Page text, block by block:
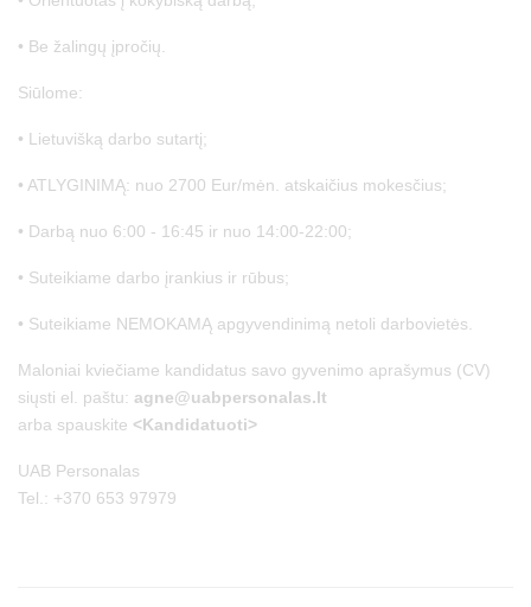
• Be žalingų įpročių.
Siūlome:
• Lietuvišką darbo sutartį;
• ATLYGINIMĄ: nuo 2700 Eur/mėn. atskaičius mokesčius;
• Darbą nuo 6:00 - 16:45 ir nuo 14:00-22:00;
• Suteikiame darbo įrankius ir rūbus;
• Suteikiame NEMOKAMĄ apgyvendinimą netoli darbovietės.
Maloniai kviečiame kandidatus savo gyvenimo aprašymus (CV)
siųsti el. paštu: agne@uabpersonalas.lt
arba spauskite <Kandidatuoti>
UAB Personalas
Tel.: +370 653 97979